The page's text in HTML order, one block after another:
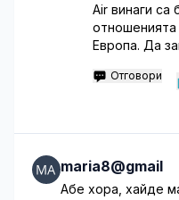
Air винаги са
отношенията
Европа. Да
Отговори
maria8@gmail
Абе хора, хайде